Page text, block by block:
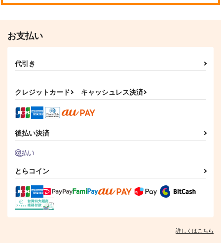
お支払い
代引き
クレジットカード キャッシュレス決済
後払い決済
とらコイン
詳しくはこちら